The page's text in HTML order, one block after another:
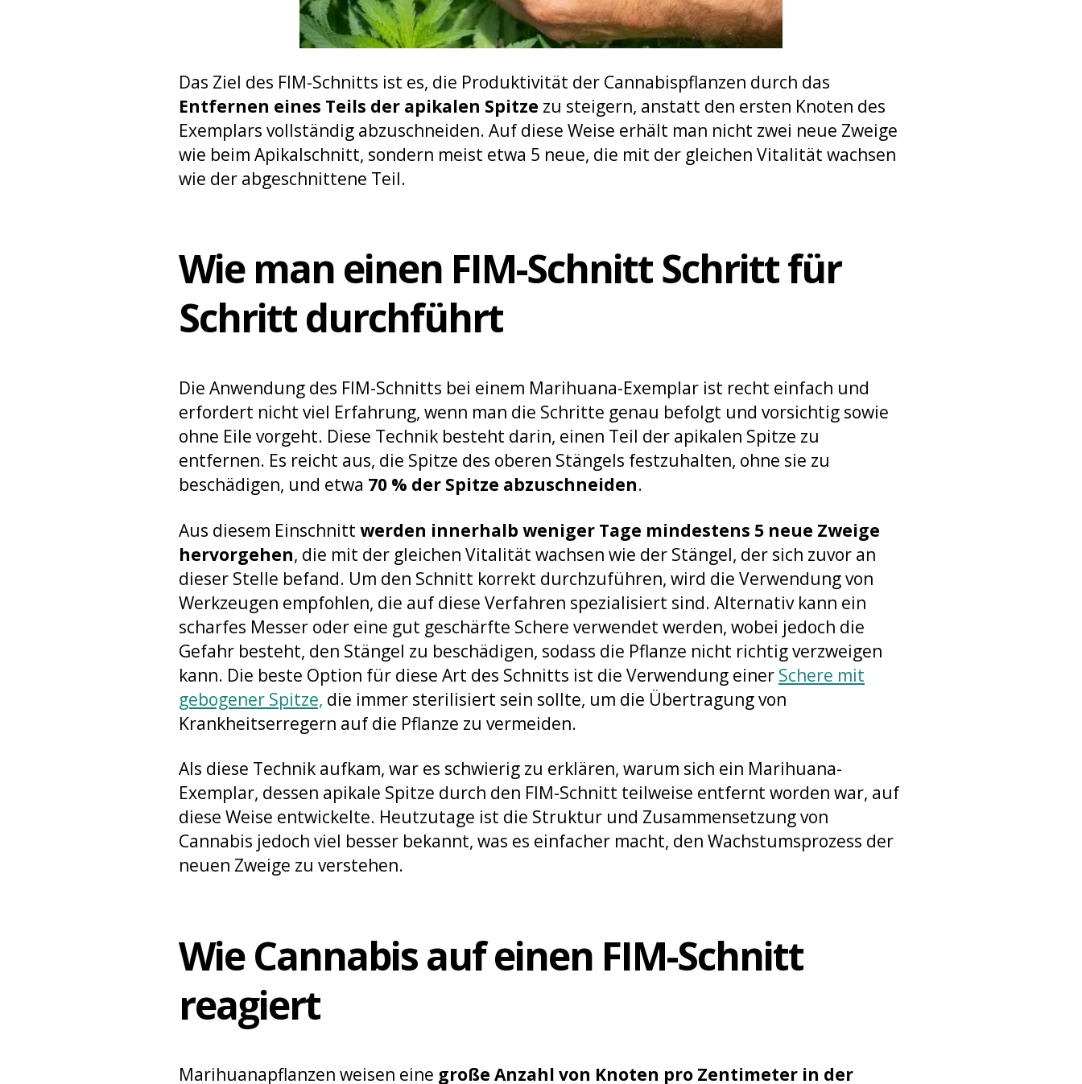
Das Ziel des FIM-Schnitts ist es, die Produktivität der Cannabispflanzen durch das
Entfernen eines Teils der apikalen Spitze zu steigern, anstatt den ersten Knoten des
Exemplars vollständig abzuschneiden. Auf diese Weise erhält man nicht zwei neue Zweige
wie beim Apikalschnitt, sondern meist etwa 5 neue, die mit der gleichen Vitalität wachsen
wie der abgeschnittene Teil.
Wie man einen FIM-Schnitt Schritt für
Schritt durchführt
Die Anwendung des FIM-Schnitts bei einem Marihuana-Exemplar ist recht einfach und
erfordert nicht viel Erfahrung, wenn man die Schritte genau befolgt und vorsichtig sowie
ohne Eile vorgeht. Diese Technik besteht darin, einen Teil der apikalen Spitze zu
entfernen. Es reicht aus, die Spitze des oberen Stängels festzuhalten, ohne sie zu
beschädigen, und etwa 70 % der Spitze abzuschneiden.
Aus diesem Einschnitt werden innerhalb weniger Tage mindestens 5 neue Zweige
hervorgehen, die mit der gleichen Vitalität wachsen wie der Stängel, der sich zuvor an
dieser Stelle befand. Um den Schnitt korrekt durchzuführen, wird die Verwendung von
Werkzeugen empfohlen, die auf diese Verfahren spezialisiert sind. Alternativ kann ein
scharfes Messer oder eine gut geschärfte Schere verwendet werden, wobei jedoch die
Gefahr besteht, den Stängel zu beschädigen, sodass die Pflanze nicht richtig verzweigen
kann. Die beste Option für diese Art des Schnitts ist die Verwendung einer Schere mit
gebogener Spitze, die immer sterilisiert sein sollte, um die Übertragung von
Krankheitserregern auf die Pflanze zu vermeiden.
Als diese Technik aufkam, war es schwierig zu erklären, warum sich ein Marihuana-
Exemplar, dessen apikale Spitze durch den FIM-Schnitt teilweise entfernt worden war, auf
diese Weise entwickelte. Heutzutage ist die Struktur und Zusammensetzung von
Cannabis jedoch viel besser bekannt, was es einfacher macht, den Wachstumsprozess der
neuen Zweige zu verstehen.
Wie Cannabis auf einen FIM-Schnitt
reagiert
Marihuanapflanzen weisen eine große Anzahl von Knoten pro Zentimeter in der